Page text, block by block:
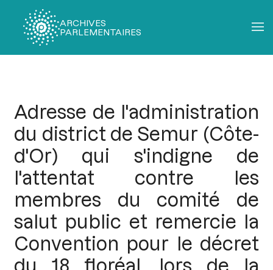
ARCHIVES
PARLEMENTAIRES
Adresse de l'administration
du district de Semur (Côte-
d'Or) qui s'indigne de
l'attentat contre les
membres du comité de
salut public et remercie la
Convention pour le décret
du 18 floréal, lors de la